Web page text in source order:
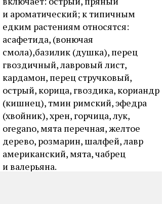
и ароматический; к типичным
едким растениям относятся:
асафетида, (вонючая
смола),базилик (душка), перец
гвоздичный, лавровый лист,
кардамон, перец стручковый,
острый, корица, гвоздика, кориандр
(кишнец), тмин римский, эфедра
(хвойник), хрен, горчица, лук,
oregano, мята перечная, желтое
дерево, розмарин, шалфей, лавр
американский, мята, чабрец
и валерьяна.